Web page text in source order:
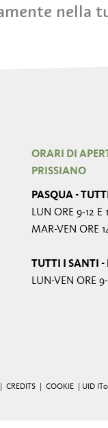
nella
ORARI DI
PRISSIANO
PASQUA -
LUN ORE 9-12 E
MAR-VEN ORE
TUTTI I SANTI -
LUN-VEN ORE 9-
CREDITS COOKIE | UID